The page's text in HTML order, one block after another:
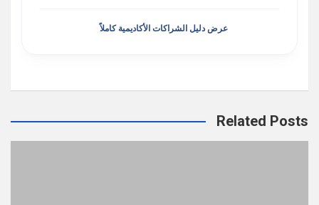
عرض دليل الشراكات الأكاديمية كاملاً
Related Posts